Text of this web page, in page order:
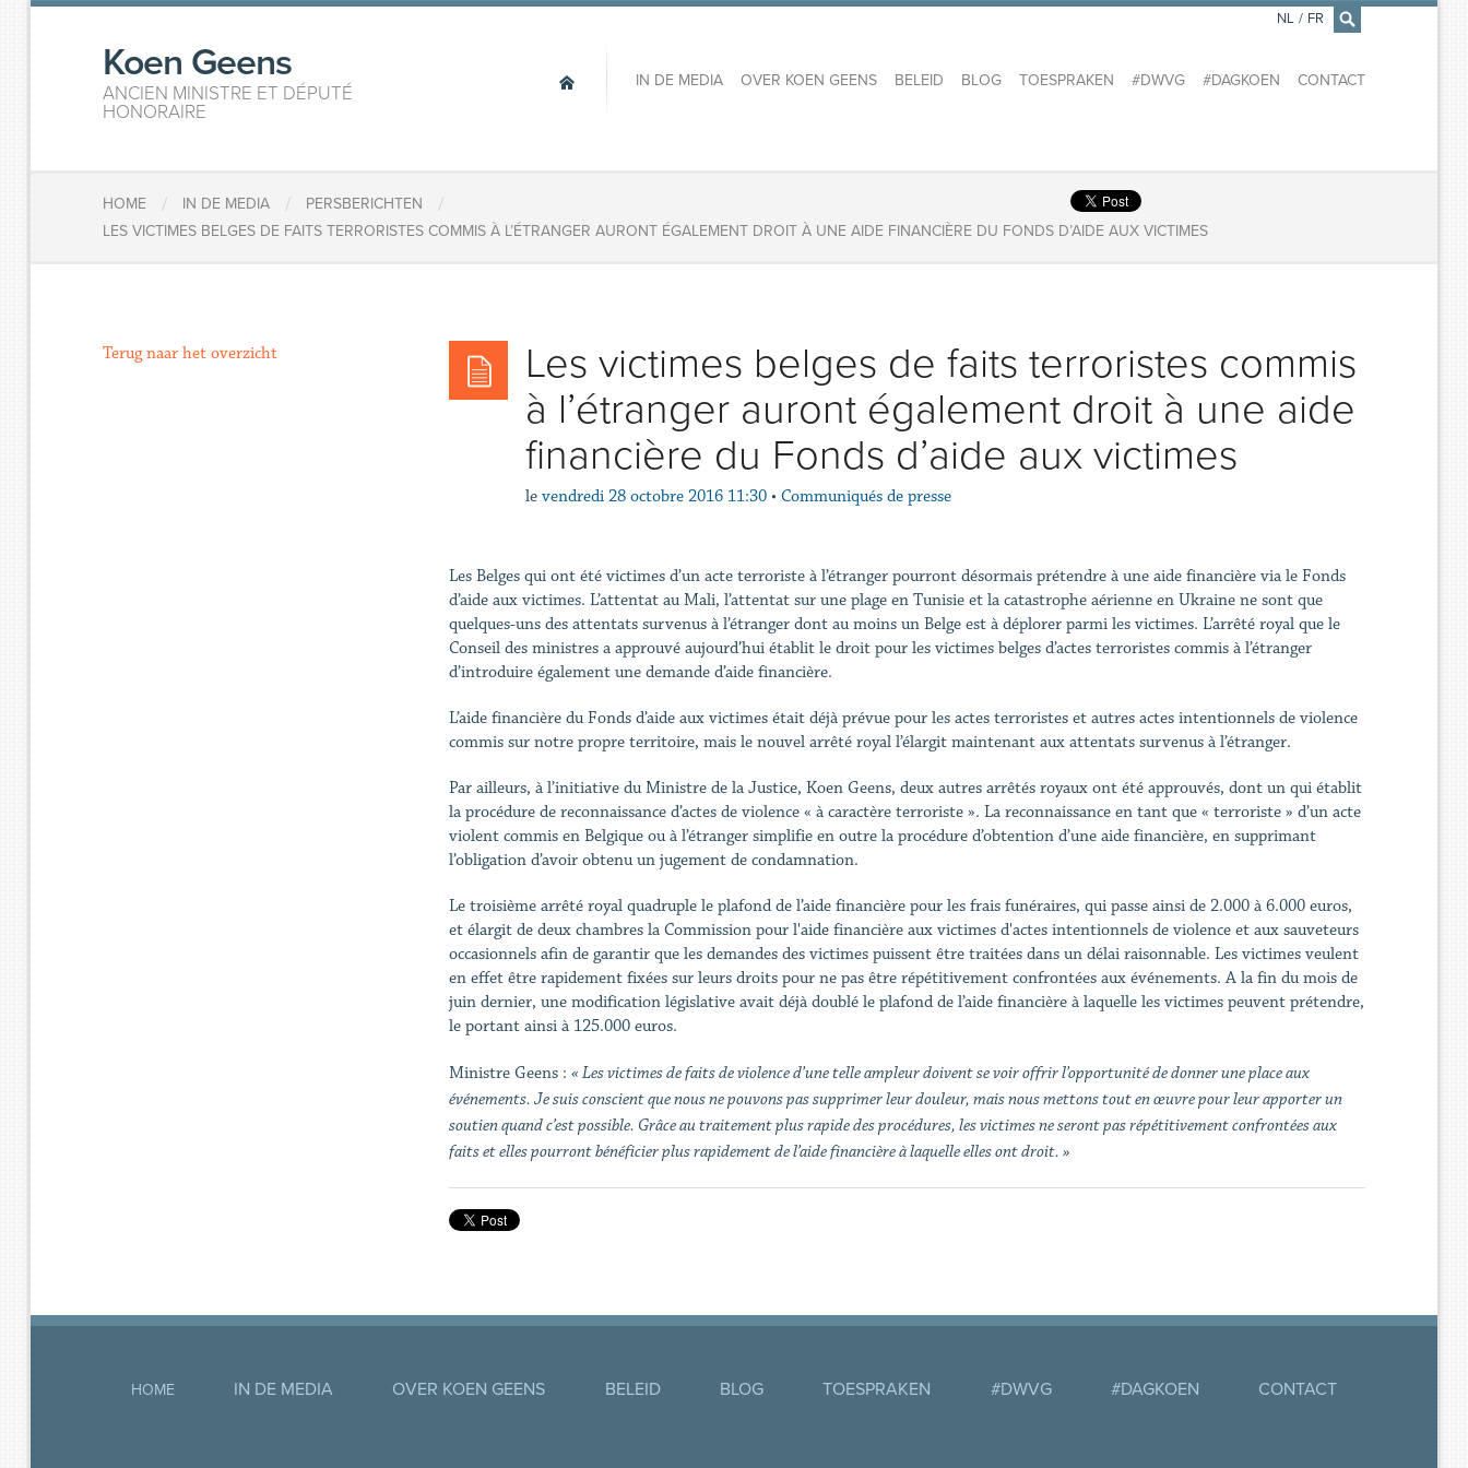
×
Koen Geens
ANCIEN MINISTRE ET DÉPUTÉ
HONORAIRE
IN DE MEDIA OVER KOEN GEENS BELEID BLOG TOESPRAKEN #DWVG #DAGKOEN CONTACT
NL / FR
HOME / IN DE MEDIA / PERSBERICHTEN /
LES VICTIMES BELGES DE FAITS TERRORISTES COMMIS À L’ÉTRANGER AURONT ÉGALEMENT DROIT À UNE AIDE FINANCIÈRE DU FONDS D’AIDE AUX VICTIMES
Les victimes belges de faits terroristes commis
à l’étranger auront également droit à une aide
financière du Fonds d’aide aux victimes
le vendredi 28 octobre 2016 11:30 • Communiqués de presse
Les Belges qui ont été victimes d’un acte terroriste à l’étranger pourront désormais prétendre à une aide financière via le Fonds
d’aide aux victimes. L’attentat au Mali, l’attentat sur une plage en Tunisie et la catastrophe aérienne en Ukraine ne sont que
quelques-uns des attentats survenus à l’étranger dont au moins un Belge est à déplorer parmi les victimes. L’arrêté royal que le
Conseil des ministres a approuvé aujourd’hui établit le droit pour les victimes belges d’actes terroristes commis à l’étranger
d’introduire également une demande d’aide financière.
L’aide financière du Fonds d’aide aux victimes était déjà prévue pour les actes terroristes et autres actes intentionnels de violence
commis sur notre propre territoire, mais le nouvel arrêté royal l’élargit maintenant aux attentats survenus à l’étranger.
Par ailleurs, à l’initiative du Ministre de la Justice, Koen Geens, deux autres arrêtés royaux ont été approuvés, dont un qui établit
la procédure de reconnaissance d’actes de violence « à caractère terroriste ». La reconnaissance en tant que « terroriste » d’un acte
violent commis en Belgique ou à l’étranger simplifie en outre la procédure d’obtention d’une aide financière, en supprimant
l’obligation d’avoir obtenu un jugement de condamnation.
Le troisième arrêté royal quadruple le plafond de l’aide financière pour les frais funéraires, qui passe ainsi de 2.000 à 6.000 euros,
et élargit de deux chambres la Commission pour l'aide financière aux victimes d'actes intentionnels de violence et aux sauveteurs
occasionnels afin de garantir que les demandes des victimes puissent être traitées dans un délai raisonnable. Les victimes veulent
en effet être rapidement fixées sur leurs droits pour ne pas être répétitivement confrontées aux événements. A la fin du mois de
juin dernier, une modification législative avait déjà doublé le plafond de l’aide financière à laquelle les victimes peuvent prétendre,
le portant ainsi à 125.000 euros.
Ministre Geens : « Les victimes de faits de violence d’une telle ampleur doivent se voir offrir l’opportunité de donner une place aux
événements. Je suis conscient que nous ne pouvons pas supprimer leur douleur, mais nous mettons tout en œuvre pour leur apporter un
soutien quand c’est possible. Grâce au traitement plus rapide des procédures, les victimes ne seront pas répétitivement confrontées aux
faits et elles pourront bénéficier plus rapidement de l’aide financière à laquelle elles ont droit. »
Terug naar het overzicht
HOME IN DE MEDIA OVER KOEN GEENS BELEID BLOG TOESPRAKEN #DWVG #DAGKOEN CONTACT